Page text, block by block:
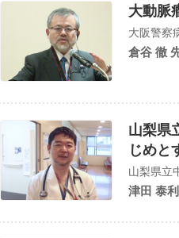
大動脈
大阪警察
倉谷 徹
山梨県
じめと
山梨県立
津田 泰